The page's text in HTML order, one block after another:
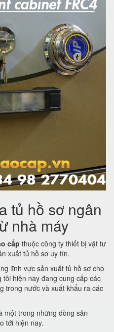
tủ hồ sơ ngân
nhà máy
cấp thuộc công ty thiết bị vật tư
xuất tủ hồ sơ uy tín.
lĩnh vực sản xuất tủ hồ sơ cho
hiện nay đang cung cấp các
trong nước và xuất khẩu ra các
một trong những dòng sản
tới hiện nay.